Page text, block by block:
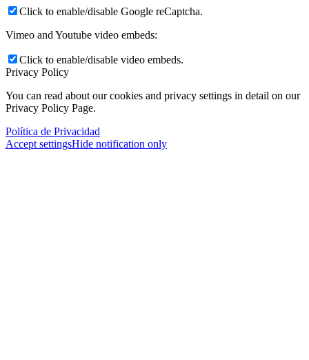
Click to enable/disable Google reCaptcha.
Vimeo and Youtube video embeds:
Click to enable/disable video embeds.
Privacy Policy
You can read about our cookies and privacy settings in detail on our
Privacy Policy Page.
Política de Privacidad
Accept settingsHide notification only